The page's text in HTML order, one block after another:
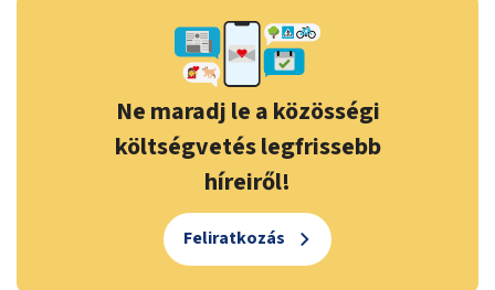
Ne maradj le a közösségi
költségvetés legfrissebb
híreiről!
Feliratkozás